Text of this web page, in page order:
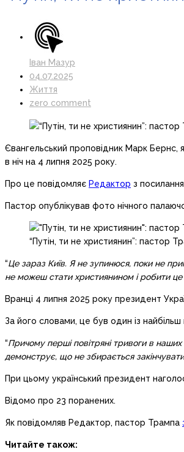
Іван Мазур
04.07.2025
Життя
zero comment
Євангельський проповідник Марк Бернс,
в ніч на 4 липня 2025 року.
Про це повідомляє Редактор з
Пастор опублікував фото нічного
“Путін, ти не християнин”: пастор
“Це зараз Київ. Я не зупинюся, поки не
не можеш стати християнином і робити
Вранці 4 липня 2025 року президент
За його словами, це був один із
“Причому перші повітряні тривоги в
демонструє, що не збирається
При цьому український президент
Відомо про 23 поранених.
Як повідомляв Редактор, пастор Трампа
Читайте також: